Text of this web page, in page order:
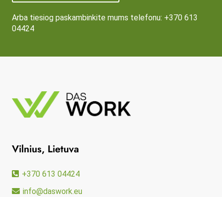
Arba tiesiog paskambinkite mums telefonu: +370 613
04424
Vilnius, Lietuva
+370 613 04424
info@daswork.eu